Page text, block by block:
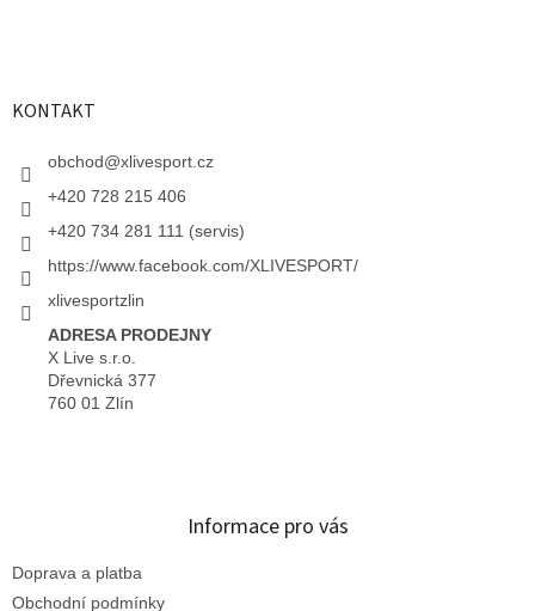
KONTAKT
obchod@xlivesport.cz
+420 728 215 406
+420 734 281 111 (servis)
https://www.facebook.com/XLIVESPORT/
xlivesportzlin
ADRESA PRODEJNY
X Live s.r.o.
Dřevnická 377
760 01 Zlín
Informace pro vás
Doprava a platba
Obchodní podmínky